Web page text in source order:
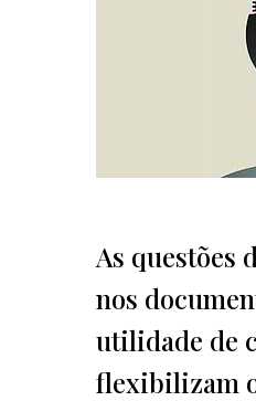
As
nos
utilidade de
flexibilizam